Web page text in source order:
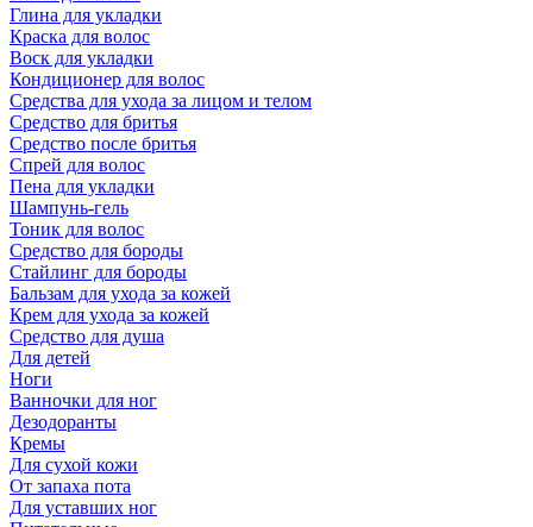
Глина для укладки
Краска для волос
Воск для укладки
Кондиционер для волос
Средства для ухода за лицом и телом
Средство для бритья
Средство после бритья
Спрей для волос
Пена для укладки
Шампунь-гель
Тоник для волос
Средство для бороды
Стайлинг для бороды
Бальзам для ухода за кожей
Крем для ухода за кожей
Средство для душа
Для детей
Ноги
Ванночки для ног
Дезодоранты
Кремы
Для сухой кожи
От запаха пота
Для уставших ног